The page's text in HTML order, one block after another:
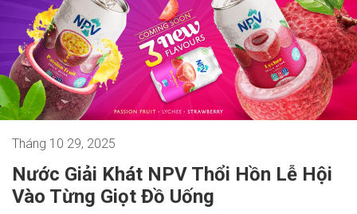
Nước Giải Khát NPV Thổi Hồn Lễ Hội
Vào Từng Giọt Đồ Uống
Tháng 10 29, 2025